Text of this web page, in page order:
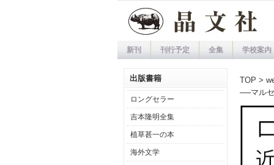
新刊 刊行予定 全集 学校案内
出版書籍
ロングセラー
吉本隆明全集
植草甚一の本
海外文学
TOP >
──マル